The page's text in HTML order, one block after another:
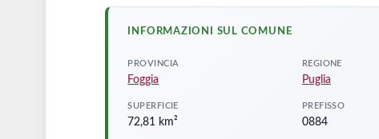
INFORMAZIONI SUL COMUNE
PROVINCIA
Foggia
REGIONE
Puglia
SUPERFICIE
72,81 km²
PREFISSO
0884